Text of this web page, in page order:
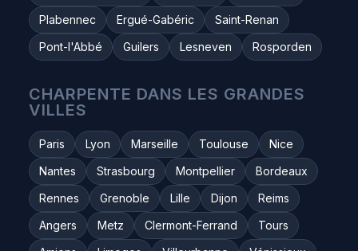
Plabennec
Ergué-Gabéric
Saint-Renan
Pont-l'Abbé
Guilers Lesneven Rosporden
CHARPENTE DANS LES GRANDES
VILLES
Paris Lyon Marseille Toulouse
Nice
Nantes
Strasbourg Montpellier
Bordeaux
Rennes
Grenoble Lille Dijon
Reims
Angers
Metz Clermont-Ferrand
Tours